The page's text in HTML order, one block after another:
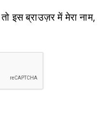
इस ब्राउज़र में मेरा नाम,